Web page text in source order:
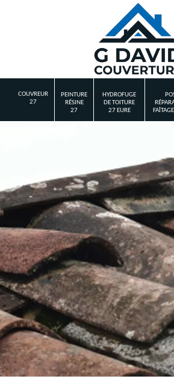
COUVREUR
27
PEINTURE
RÉSINE
27
HYDROFUGE
DE TOITURE
27 EURE